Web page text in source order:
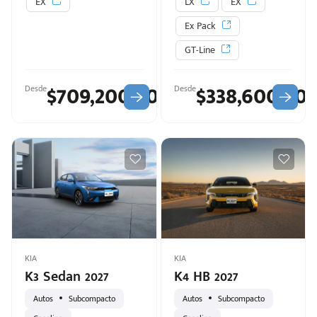
$709,200.00
Desde
Ex Pack
GT-Line
$338,600.00
Desde
K3 Sedan 2027
KIA
Autos
Subcompacto
K4 HB 2027
KIA
Autos
Subcompacto